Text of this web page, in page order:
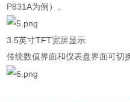
P831A为例）。
3.5英寸TFT宽屏显示
传统数值界面和仪表盘界面可切